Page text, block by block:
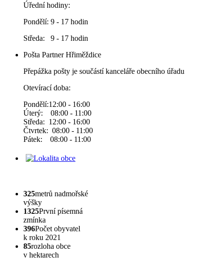
Úřední hodiny:
Pondělí: 9 - 17 hodin
Středa: 9 - 17 hodin
Pošta Partner Hřiměždice
Přepážka pošty je součástí kanceláře obecního úřadu
Otevírací doba:
Pondělí:12:00 - 16:00
Úterý: 08:00 - 11:00
Středa: 12:00 - 16:00
Čtvrtek: 08:00 - 11:00
Pátek: 08:00 - 11:00
325metrů nadmořské
výšky
1325První písemná
zmínka
396Počet obyvatel
k roku 2021
85rozloha obce
v hektarech